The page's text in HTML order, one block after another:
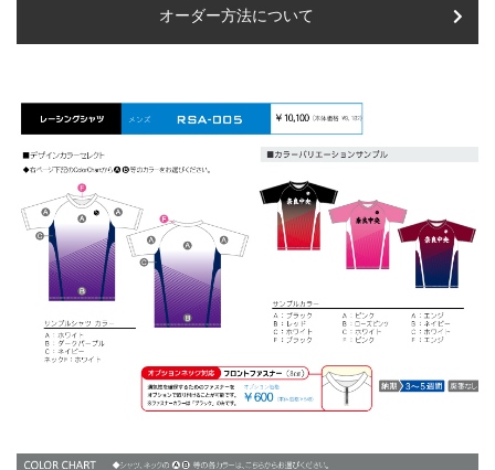
オーダー方法について